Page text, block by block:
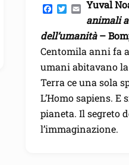
F
a
e
b
o
o
k
T
w
t
t
e
r
m
i
l
Yuval
animali
dell’umanità–
Centomila anni fa
umani abitavano
Terra ce una sola
L’Homo sapiens.
pianeta. Il segreto
l’immaginazione.